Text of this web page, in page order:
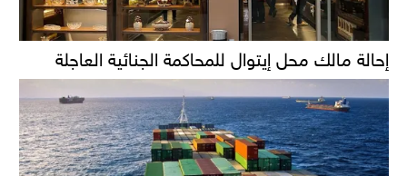
إحالة مالك محل إيتوال للمحاكمة الجنائية العاجلة